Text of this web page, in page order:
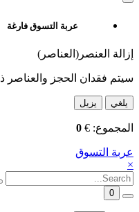
عربة التسوق فارغة
إزالة العنصر(العناصر)
سيتم فقدان الحجز والعناصر
يلغي يزيل
المجموع: €
0
عربة التسوق
×
0